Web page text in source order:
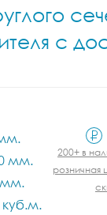
с
мм.
мм.
200+ в
розничная